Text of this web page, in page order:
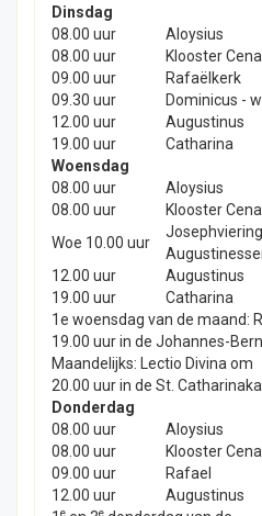
Dinsdag
08.00 uur
Aloysius
08.00 uur
Klooster
09.00 uur
Rafaëlkerk
09.30 uur
Dominicus -
12.00 uur
Augustinus
19.00 uur
Catharina
Woensdag
08.00 uur
Aloysius
08.00 uur
Klooster
Woe 10.00 uur
12.00 uur
Augustinus
19.00 uur
Catharina
1e woensdag van de maand:
19.00 uur in de Johannes-
Maandelijks: Lectio Divina om
20.00 uur in de St.
Donderdag
08.00 uur
Aloysius
08.00 uur
Klooster
09.00 uur
Rafael
12.00 uur
Augustinus
e e